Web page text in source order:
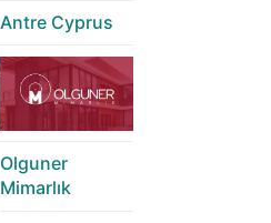
Antre Cyprus
Olguner
Mimarlık